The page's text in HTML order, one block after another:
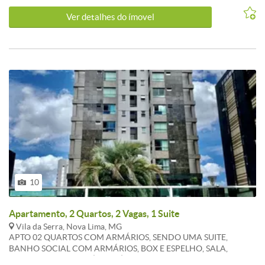
Ver detalhes do ímovel
10
Apartamento, 2 Quartos, 2 Vagas, 1 Suite
Vila da Serra, Nova Lima, MG
APTO 02 QUARTOS COM ARMÁRIOS, SENDO UMA SUITE,
BANHO SOCIAL COM ARMÁRIOS, BOX E ESPELHO, SALA,